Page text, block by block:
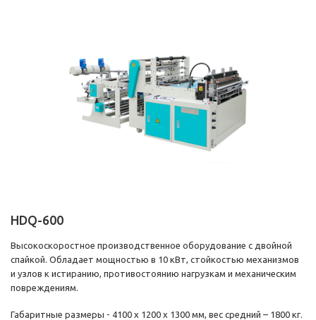
HDQ-600
Высокоскоростное производственное оборудование с двойной
спайкой. Обладает мощностью в 10 кВт, стойкостью механизмов
и узлов к истиранию, противостоянию нагрузкам и механическим
повреждениям.
Габаритные размеры - 4100 х 1200 х 1300 мм, вес средний – 1800 кг.